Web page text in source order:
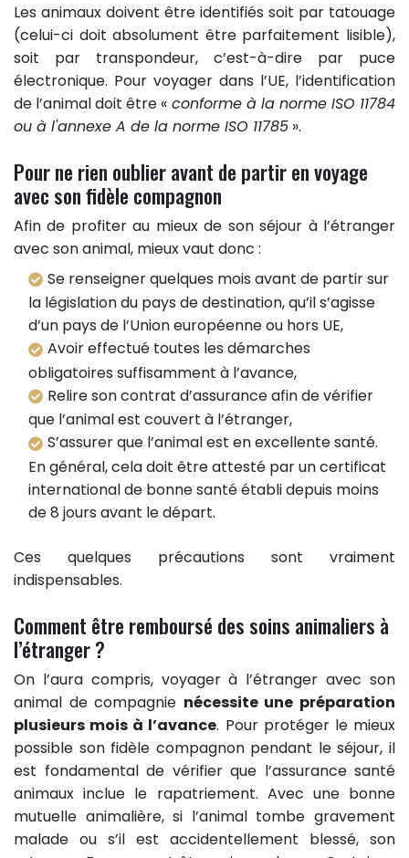
Les animaux doivent être identifiés soit par tatouage
(celui-ci doit absolument être parfaitement lisible),
soit par transpondeur, c’est-à-dire par puce
électronique. Pour voyager dans l’UE, l’identification
de l’animal doit être « conforme à la norme ISO 11784
ou à l'annexe A de la norme ISO 11785 ».
Pour ne rien oublier avant de partir en voyage
avec son fidèle compagnon
Afin de profiter au mieux de son séjour à l’étranger
avec son animal, mieux vaut donc :
Se renseigner quelques mois avant de partir sur
la législation du pays de destination, qu’il s’agisse
d’un pays de l’Union européenne ou hors UE,
Avoir effectué toutes les démarches
obligatoires suffisamment à l’avance,
Relire son contrat d’assurance afin de vérifier
que l’animal est couvert à l’étranger,
S’assurer que l’animal est en excellente santé.
En général, cela doit être attesté par un certificat
international de bonne santé établi depuis moins
de 8 jours avant le départ.
Ces quelques précautions sont vraiment
indispensables.
Comment être remboursé des soins animaliers à
l’étranger ?
On l’aura compris, voyager à l’étranger avec son
animal de compagnie nécessite une préparation
plusieurs mois à l’avance. Pour protéger le mieux
possible son fidèle compagnon pendant le séjour, il
est fondamental de vérifier que l’assurance santé
animaux inclue le rapatriement. Avec une bonne
mutuelle animalière, si l’animal tombe gravement
malade ou s’il est accidentellement blessé, son